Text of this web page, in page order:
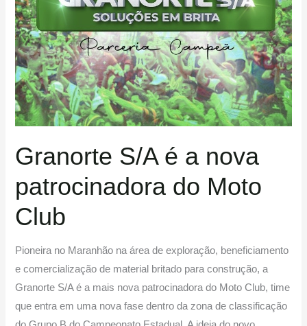
Granorte S/A é a nova
patrocinadora do Moto
Club
Pioneira no Maranhão na área de exploração, beneficiamento
e comercialização de material britado para construção, a
Granorte S/A é a mais nova patrocinadora do Moto Club, time
que entra em uma nova fase dentro da zona de classificação